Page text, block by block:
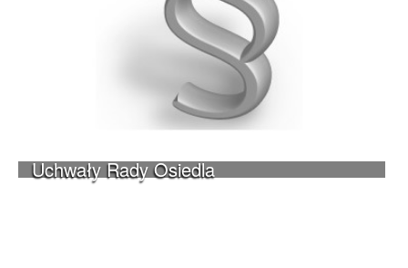
Uchwały Rady Osiedla